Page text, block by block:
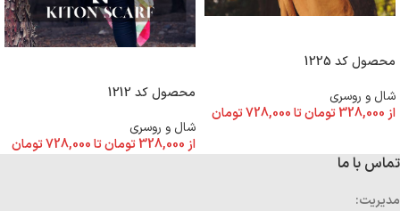
محصول کد 1225
شال و روسری
از 328,000تومانتا728,000تومان
محصول کد 1212
شال و روسری
از 328,000تومانتا728,000تومان
تماس با ما
مدیریت: